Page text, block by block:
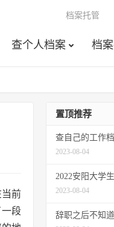
查个人档案 档
档案托管
前
段
置顶推荐
查自己的工作
2023-08-04
2022安阳大学
2023-08-04
辞职之后不知